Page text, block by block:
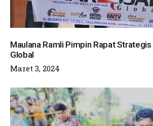
Maulana Ramli Pimpin Rapat
Global
Maret 3, 2024